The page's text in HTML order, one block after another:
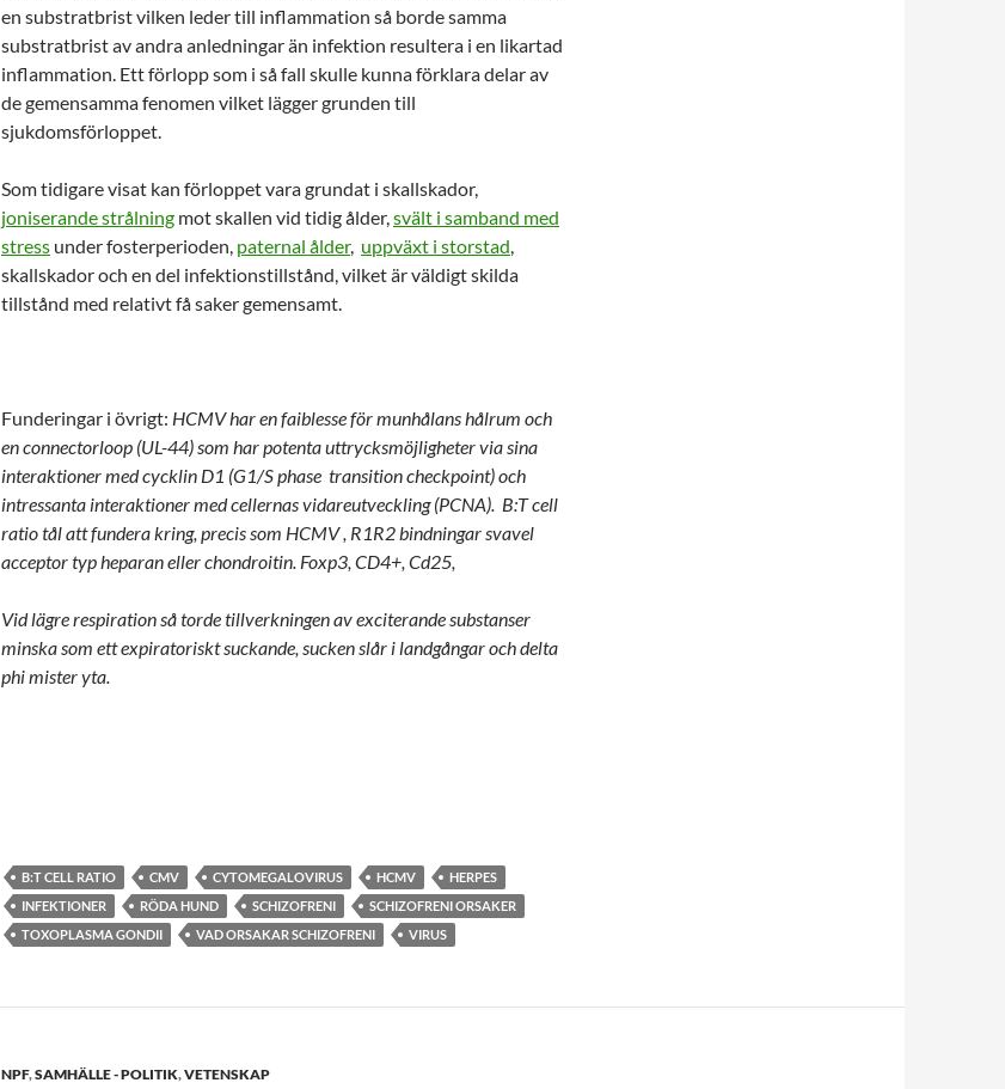
en substratbrist vilken leder till inflammation så borde samma
substratbrist av andra anledningar än infektion resultera i en likartad
inflammation. Ett förlopp som i så fall skulle kunna förklara delar av
de gemensamma fenomen vilket lägger grunden till
sjukdomsförloppet.
Som tidigare visat kan förloppet vara grundat i skallskador,
joniserande strålning mot skallen vid tidig ålder,svält i samband med
stress under fosterperioden, paternal ålder, uppväxt i storstad,
skallskador och en del infektionstillstånd, vilket är väldigt skilda
tillstånd med relativt få saker gemensamt.
Funderingar i övrigt: HCMV har en faiblesse för munhålans hålrum och
en connectorloop (UL-44) som har potenta uttrycksmöjligheter via sina
interaktioner med cycklin D1 (G1/S phase transition checkpoint) och
intressanta interaktioner med cellernas vidareutveckling (PCNA). B:T cell
ratio tål att fundera kring, precis som HCMV , R1R2 bindningar svavel
acceptor typ heparan eller chondroitin. Foxp3, CD4+, Cd25,
Vid lägre respiration så torde tillverkningen av exciterande substanser
minska som ett expiratoriskt suckande, sucken slår i landgångar och delta
phi mister yta.
B:T CELL RATIO CMV CYTOMEGALOVIRUS HCMV
HERPES
INFEKTIONER
RÖDA HUND SCHIZOFRENI
SCHIZOFRENI ORSAKER
TOXOPLASMA GONDII
VAD ORSAKAR SCHIZOFRENI VIRUS
NPF,SAMHÄLLE - POLITIK,VETENSKAP